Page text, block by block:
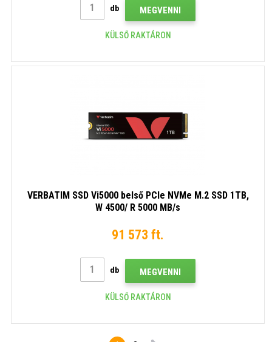
db MEGVENNI
KÜLSŐ RAKTÁRON
VERBATIM SSD Vi5000 belső PCIe NVMe M.2 SSD 1TB,
W 4500/ R 5000 MB/s
91 573 ft.
db MEGVENNI
KÜLSŐ RAKTÁRON